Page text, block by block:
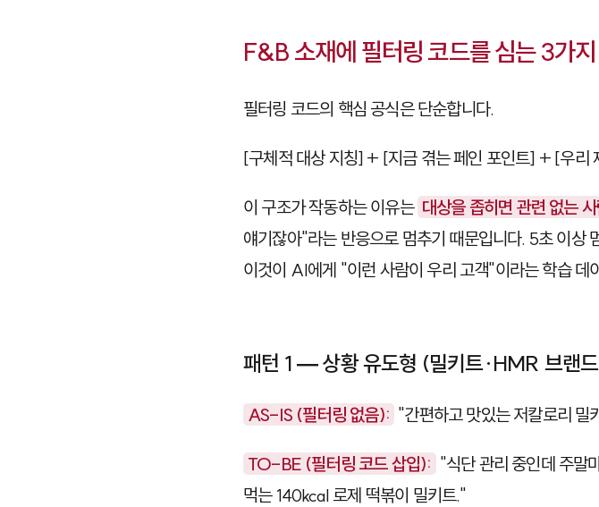
F&B 소재에 필터링 코드를 심는 3가
필터링 코드의 핵심 공식은 단순합니다.
[구체적 대상 지칭] + [지금 겪는 페인 포인트] + [우리
이 구조가 작동하는 이유는 대상을 좁히면 관련 없는
얘기잖아"라는 반응으로 멈추기 때문입니다. 5초 이상
이것이 AI에게 "이런 사람이 우리 고객"이라는 학습 데
패턴 1 — 상황 유도형 (밀키트·HMR 브랜
AS-IS (필터링 없음): "간편하고 맛있는 저칼로리 밀
TO-BE (필터링 코드 삽입): "식단 관리 중인데 주말
먹는 140kcal 로제 떡볶이 밀키트."